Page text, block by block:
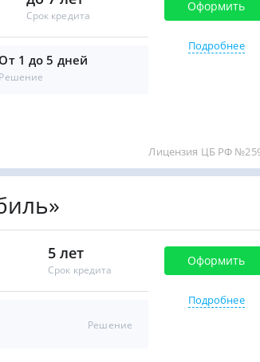
Срок кредита
От 1 до 5 дней
Решение
Оформить
Подробнее
Лицензия ЦБ РФ
5 лет
Срок кредита
Решение
Оформить
Подробнее